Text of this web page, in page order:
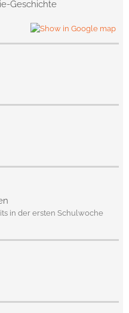
Geschichte
in der ersten Schulwoche